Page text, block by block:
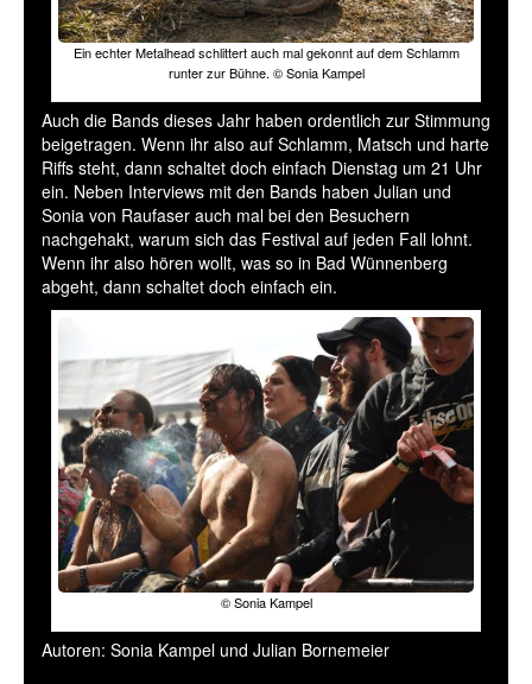
Ein echter Metalhead schlittert auch mal gekonnt auf dem Schlamm
runter zur Bühne. © Sonia Kampel
Auch die Bands dieses Jahr haben ordentlich zur Stimmung
beigetragen. Wenn ihr also auf Schlamm, Matsch und harte
Riffs steht, dann schaltet doch einfach Dienstag um 21 Uhr
ein. Neben Interviews mit den Bands haben Julian und
Sonia von Raufaser auch mal bei den Besuchern
nachgehakt, warum sich das Festival auf jeden Fall lohnt.
Wenn ihr also hören wollt, was so in Bad Wünnenberg
abgeht, dann schaltet doch einfach ein.
© Sonia Kampel
Autoren: Sonia Kampel und Julian Bornemeier